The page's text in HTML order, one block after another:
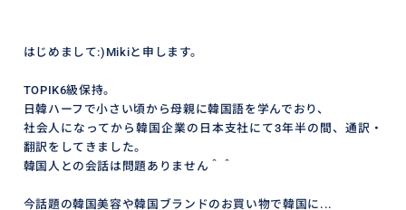
方は通訳しますので当日お知らせくださいませ🙂
====
上記のほかにも聖水(ソンス)はショッピングやカフェ・
グルメも豊富で、行きたいお店ややりたいことなどが
はじめまして:)Mikiと申します。
TOPIK6級保持。
日韓ハーフで小さい頃から母親に韓国語を学んでおり、
社会人になってから韓国企業の日本支社にて3年半の間、通訳・
翻訳をしてきました。
韓国人との会話は問題ありません＾＾
今話題の韓国美容や韓国ブランドのお買い物で韓国に...